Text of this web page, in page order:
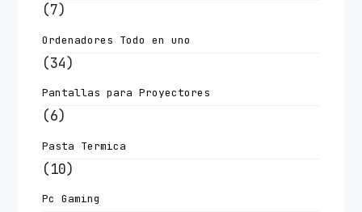
(7)
Ordenadores Todo en uno
(34)
Pantallas para Proyectores
(6)
Pasta Termica
(10)
Pc Gaming